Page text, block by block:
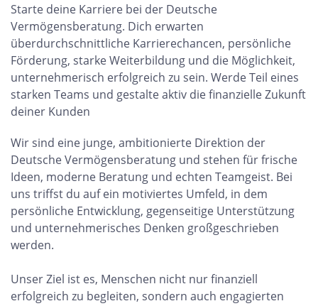
Starte deine Karriere bei der Deutsche
Vermögensberatung. Dich erwarten
überdurchschnittliche Karrierechancen, persönliche
Förderung, starke Weiterbildung und die Möglichkeit,
unternehmerisch erfolgreich zu sein. Werde Teil eines
starken Teams und gestalte aktiv die finanzielle Zukunft
deiner Kunden
Wir sind eine junge, ambitionierte Direktion der
Deutsche Vermögensberatung und stehen für frische
Ideen, moderne Beratung und echten Teamgeist. Bei
uns triffst du auf ein motiviertes Umfeld, in dem
persönliche Entwicklung, gegenseitige Unterstützung
und unternehmerisches Denken großgeschrieben
werden.
Unser Ziel ist es, Menschen nicht nur finanziell
erfolgreich zu begleiten, sondern auch engagierten